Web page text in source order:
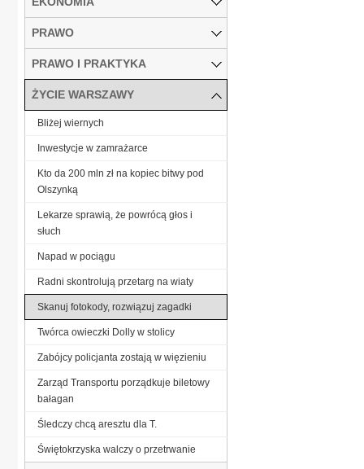
PRAWO
PRAWO I PRAKTYKA
ŻYCIE WARSZAWY
Bliżej wiernych
Inwestycje w zamrażarce
Kto da 200 mln zł na kopiec bitwy pod
Olszynką
Lekarze sprawią, że powrócą głos i
słuch
Napad w pociągu
Radni skontrolują przetarg na wiaty
Skanuj fotokody, rozwiązuj zagadki
Twórca owieczki Dolly w stolicy
Zabójcy policjanta zostają w więzieniu
Zarząd Transportu porządkuje biletowy
bałagan
Śledczy chcą aresztu dla T.
Świętokrzyska walczy o przetrwanie